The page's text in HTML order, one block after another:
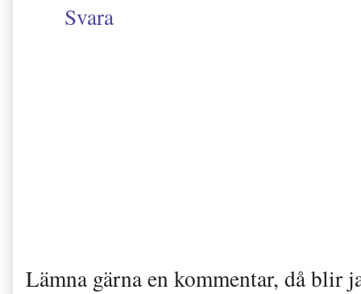
Svara
Lämna gärna en kommentar, då blir